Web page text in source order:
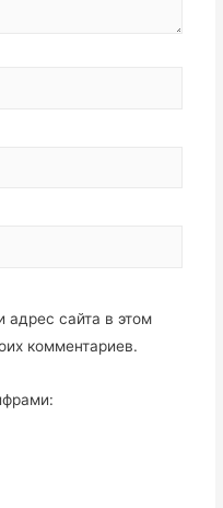
адрес сайта в этом
комментариев.